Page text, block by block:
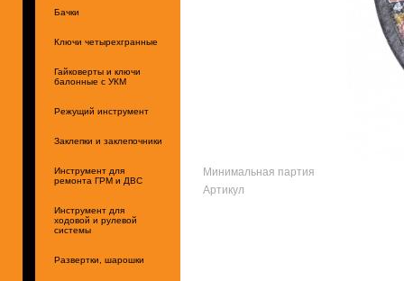
Бачки
Ключи четырехгранные
Гайковерты и ключи
балонные с УКМ
Режущий инструмент
Заклепки и заклепочники
Инструмент для
ремонта ГРМ и ДВС
Инструмент для
ходовой и рулевой
системы
Развертки, шарошки
Минимальная партия
Артикул